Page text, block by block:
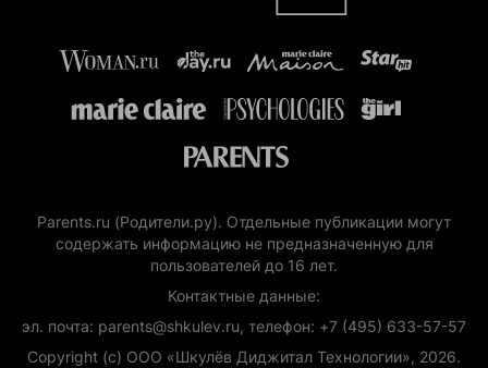
Parents.ru (Родители.ру). Отдельные публикации могут
содержать информацию не предназначенную для
пользователей до 16 лет.
Контактные данные:
эл. почта: parents@shkulev.ru, телефон: +7 (495) 633-57-57
Copyright (с) ООО «Шкулёв Диджитал Технологии», 2026.